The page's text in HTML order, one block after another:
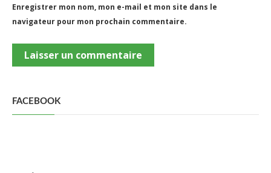
Enregistrer mon nom, mon e-mail et mon site dans le
navigateur pour mon prochain commentaire.
FACEBOOK